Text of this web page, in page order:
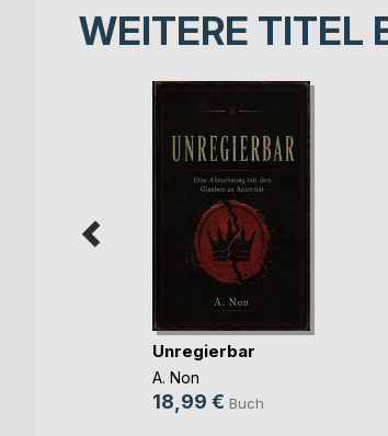
WEITERE TITEL
Unregierbar
A. Non
18,99 € Buch